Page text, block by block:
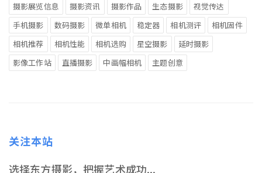
摄影展览信息
摄影资讯 摄影作品 生态摄影
视觉传达
手机摄影
数码摄影 微单相机 稳定器 相机测评
相机固件
相机推荐
相机性能 相机选购 星空摄影
延时摄影
影像工作站
直播摄影 中画幅相机 主题创意
关注本站
选择东方摄影，把握艺术成功...